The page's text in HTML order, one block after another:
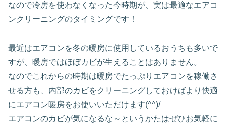
なので冷房を使わなくなった今時期が、実は最適なエアコ
ンクリーニングのタイミングです！
最近はエアコンを冬の暖房に使用しているおうちも多いで
すが、暖房ではほぼカビが生えることはありません。
なのでこれからの時期は暖房でたっぷりエアコンを稼働さ
せる方も、内部のカビをクリーニングしておけばより快適
にエアコン暖房をお使いいただけます(^^)/
エアコンのカビが気になるな～というかたはぜひお気軽に